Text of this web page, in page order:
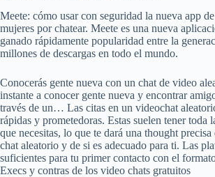
Meete: cómo usar con seguridad la nueva app
mujeres por chatear. Meete es una nueva
ganado rápidamente popularidad entre la
millones de descargas en todo el mundo.
Conocerás gente nueva con un chat de video
instante a conocer gente nueva y encontrar
través de un… Las citas en un videochat
rápidas y prometedoras. Estas suelen tener toda
que necesitas, lo que te dará una thought
chat aleatorio y de si es adecuado para ti. Las
suficientes para tu primer contacto con el
Execs y contras de los video chats gratuitos